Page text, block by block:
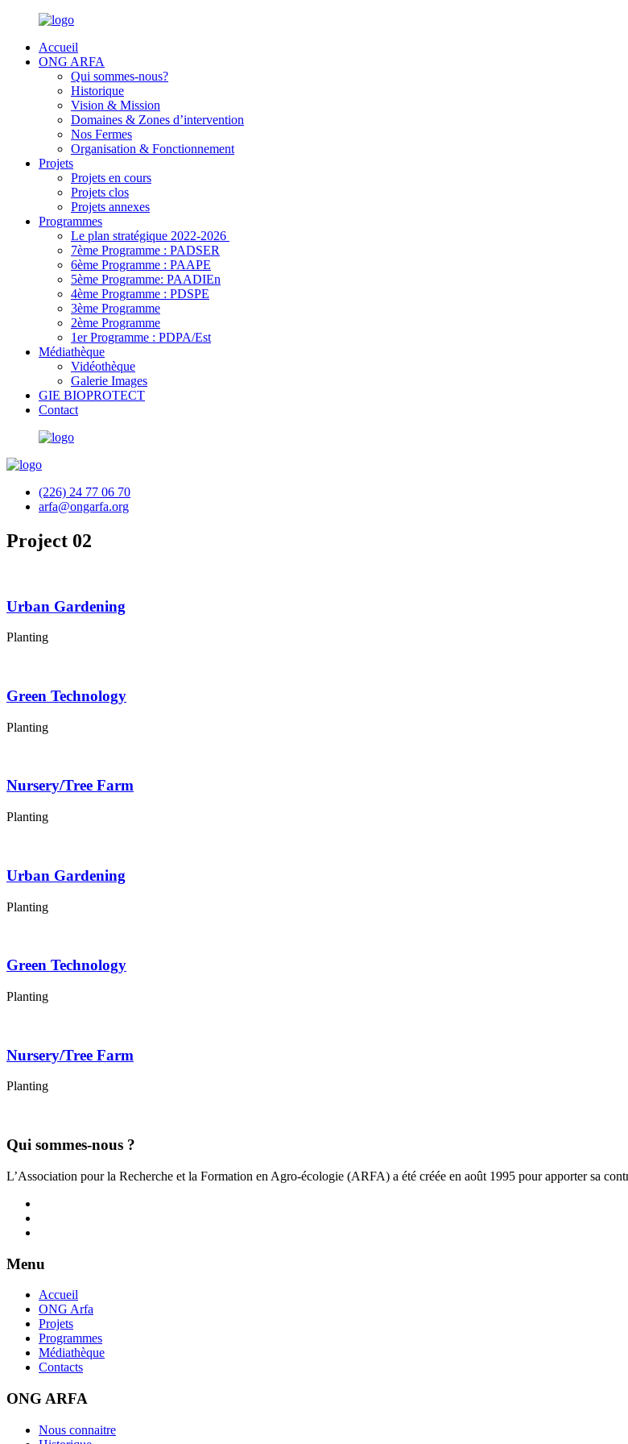
Accueil
ONG ARFA
Qui sommes-nous?
Historique
Vision & Mission
Domaines & Zones d’intervention
Nos Fermes
Organisation & Fonctionnement
Projets
Projets en cours
Projets clos
Projets annexes
Programmes
Le plan stratégique 2022-2026
7ème Programme : PADSER
6ème Programme : PAAPE
5ème Programme: PAADIEn
4ème Programme : PDSPE
3ème Programme
2ème Programme
1er Programme : PDPA/Est
Médiathèque
Vidéothèque
Galerie Images
GIE BIOPROTECT
Contact
(226) 24 77 06 70
arfa@ongarfa.org
Project 02
Urban Gardening
Planting
Green Technology
Planting
Nursery/Tree Farm
Planting
Urban Gardening
Planting
Green Technology
Planting
Nursery/Tree Farm
Planting
Qui sommes-nous ?
L’Association pour la Recherche et la Formation en Agro-écologie (ARFA) a été créée en août 1995 pour apporter sa
Menu
Accueil
ONG Arfa
Projets
Programmes
Médiathèque
Contacts
ONG ARFA
Nous connaitre